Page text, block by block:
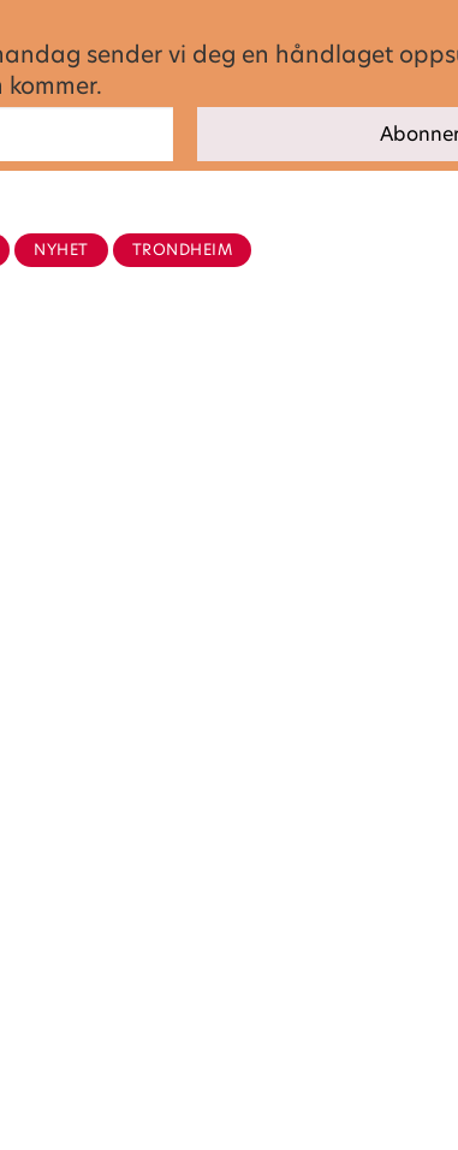
sender vi deg en håndlaget
NYHET TRONDHEIM